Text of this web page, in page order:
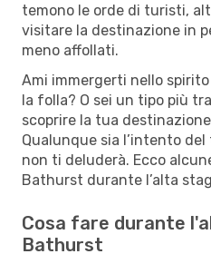
temono le orde di turisti,
visitare la destinazione in
meno affollati.
Ami immergerti nello
la folla? O sei un tipo più
scoprire la tua
Qualunque sia l’intento
non ti deluderà. Ecco
Bathurst durante l’alta
Cosa fare durante
Bathurst